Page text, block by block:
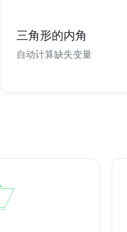
三角形的内角
自动计算缺失变量